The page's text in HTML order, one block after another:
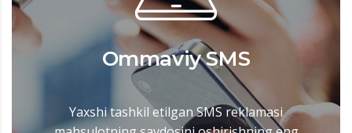
Ommaviy SMS
Yaxshi tashkil etilgan SMS reklamasi